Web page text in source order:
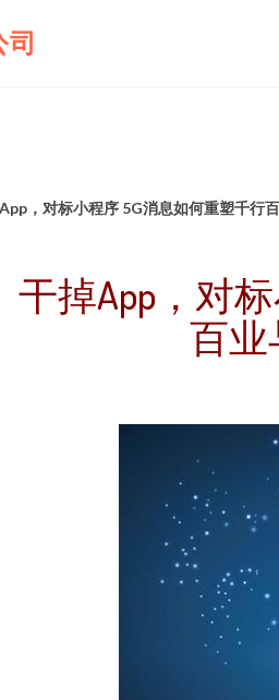
，对标小程序 5G消息如何重塑千行
干掉App，对
百业